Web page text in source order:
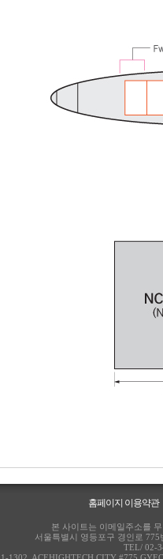
홈페이지 이용약관
본 사이트는 이메일주소를
서울특별시 영등포구 경인로
TEL/ 02-